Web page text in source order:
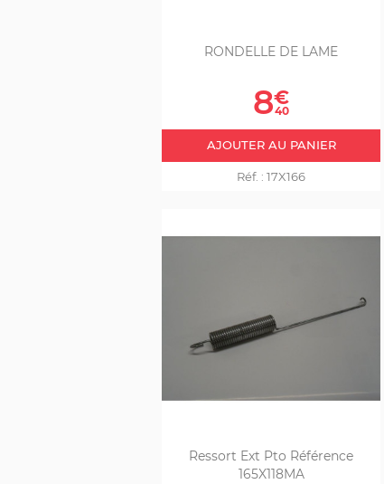
RONDELLE DE LAME
Prix
8€
40
AJOUTER AU PANIER
Réf. : 17X166
Ressort Ext Pto Référence
165X118MA